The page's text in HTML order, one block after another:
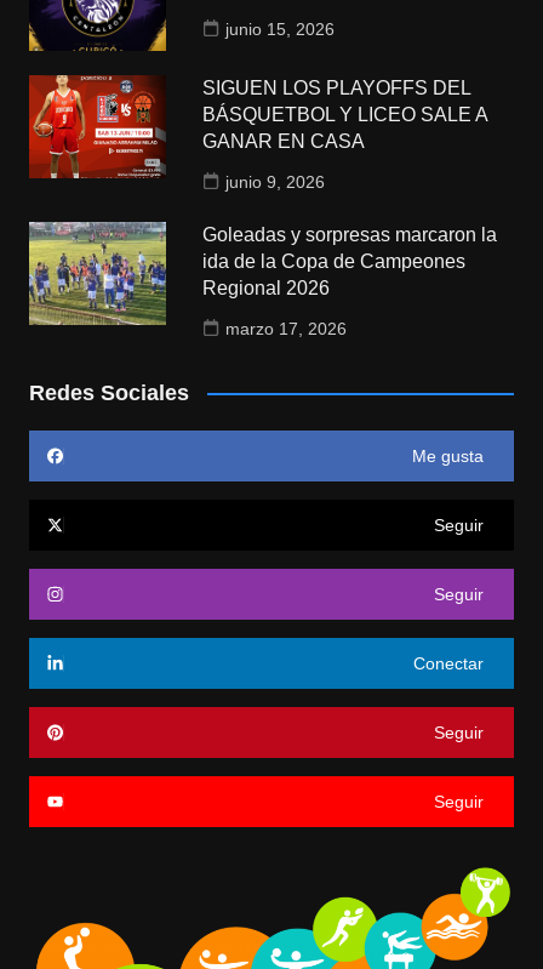
junio 15, 2026
SIGUEN LOS PLAYOFFS DEL
BÁSQUETBOL Y LICEO SALE A
GANAR EN CASA
junio 9, 2026
Goleadas y sorpresas marcaron la
ida de la Copa de Campeones
Regional 2026
marzo 17, 2026
Redes Sociales
Me gusta
Seguir
Seguir
Conectar
Seguir
Seguir